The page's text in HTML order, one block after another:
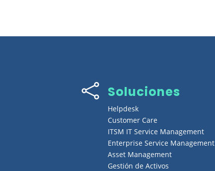
 Soluciones
Helpdesk
Customer Care
ITSM IT Service Management
Enterprise Service Management
Asset Management
Gestión de Activos